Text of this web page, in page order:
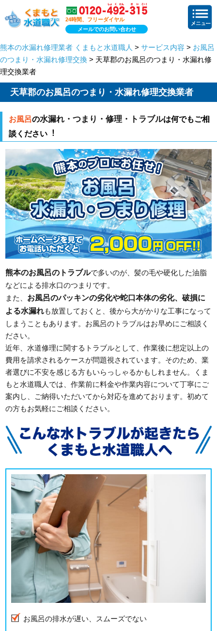
24時間、フリーダイヤル
メールでのお問い合わせ
熊本の水漏れ修理業者 くまもと水道職人 > サービス内容 > お風呂
のつまり・水漏れ修理交換 > 天草郡のお風呂のつまり・水漏れ修
理交換業者
天草郡のお風呂のつまり・水漏れ修理交換業者
お風呂の水漏れ・つまり・修理・トラブルは何でもご相
談ください︕
熊本のお風呂のトラブルで多いのが、髪の毛や硬化した油脂
などによる排水口のつまりです。
また、 お風呂のパッキンの劣化や蛇口本体の劣化、破損に
よる水漏れも放置しておくと、後から大がかりな工事になって
しまうこともあります。お風呂のトラブルはお早めにご相談く
ださい。
近年、水道修理に関するトラブルとして、作業後に想定以上の
費用を請求されるケースが問題視されています。そのため、業
者選びに不安を感じる方もいらっしゃるかもしれません。くま
もと水道職人では、作業前に料金や作業内容について丁寧にご
案内し、ご納得いただいてから対応を進めております。初めて
の方もお気軽にご相談ください。
お風呂の排水が遅い、スムーズでない